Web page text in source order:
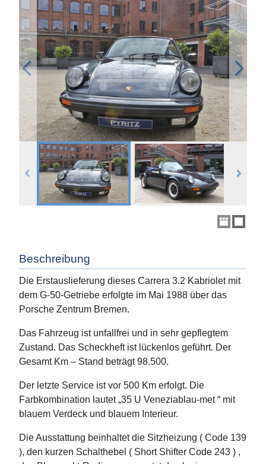
Beschreibung
Die Erstauslieferung dieses Carrera 3.2 Kabriolet mit
dem G-50-Getriebe erfolgte im Mai 1988 über das
Porsche Zentrum Bremen.
Das Fahrzeug ist unfallfrei und in sehr gepflegtem
Zustand. Das Scheckheft ist lückenlos geführt. Der
Gesamt Km – Stand beträgt 98.500.
Der letzte Service ist vor 500 Km erfolgt. Die
Farbkombination lautet „35 U Veneziablau-met “ mit
blauem Verdeck und blauem Interieur.
Die Ausstattung beinhaltet die Sitzheizung ( Code 139
), den kurzen Schalthebel ( Short Shifter Code 243 ) ,